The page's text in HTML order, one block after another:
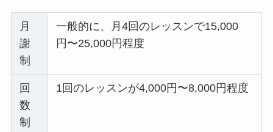
月
謝
制
一般的に、月4回のレッスンで15,000
円〜25,000円程度
回
数
制
1回のレッスンが4,000円〜8,000円程度